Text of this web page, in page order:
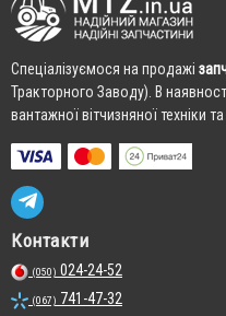
Cпеціалізуємося на продажі
Тракторного Заводу). В
вантажної вітчизняної техніки
Контакти
(050) 024-24-52
(067) 741-47-32